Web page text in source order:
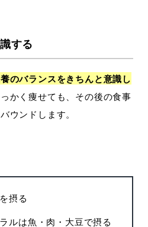
する
のバランスをきちんと意識し
かく痩せても、その後の食事
ウンドします。
摂る
ルは魚・肉・大豆で摂る